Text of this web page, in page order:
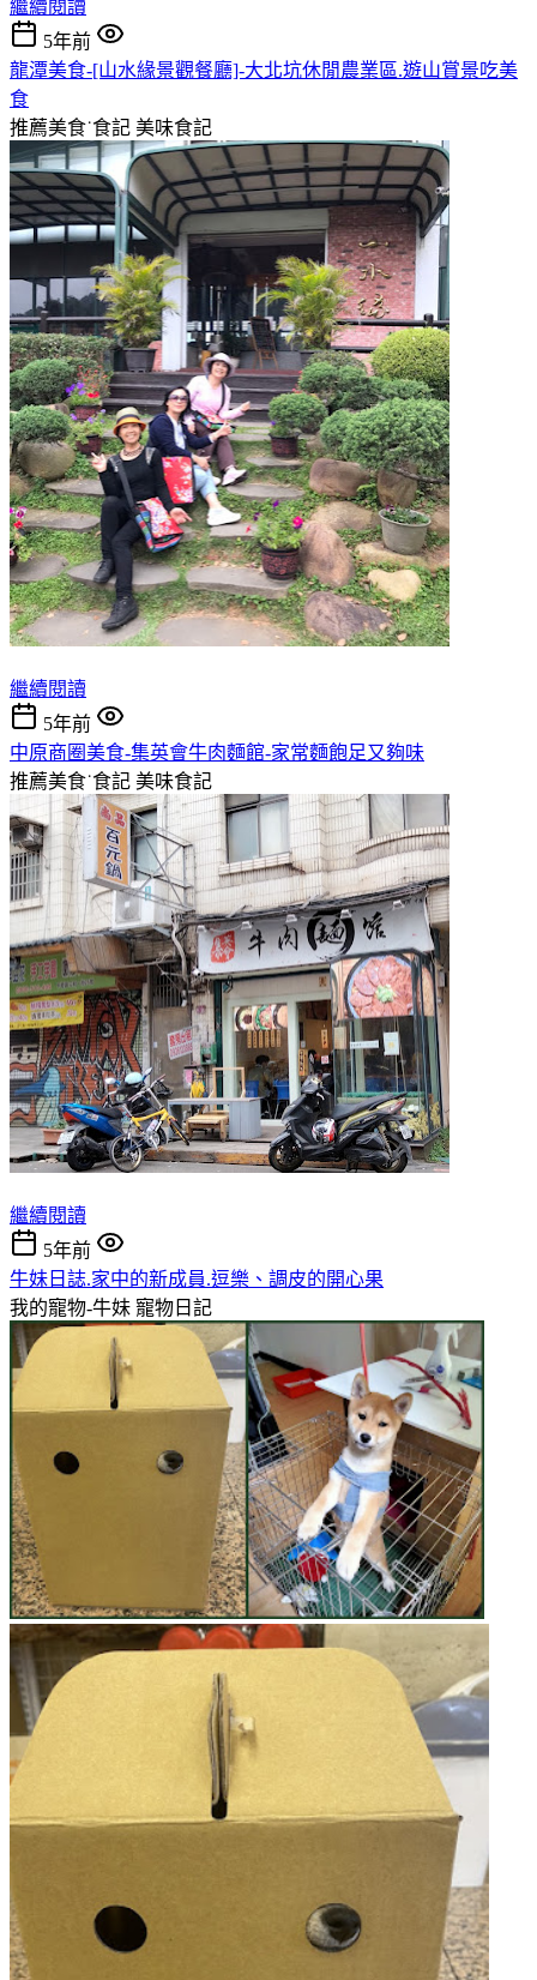
繼續閱讀
5年前
龍潭美食-[山水緣景觀餐廳]-大北坑休閒農業區.遊山賞景吃美
食
推薦美食˙食記 美味食記
繼續閱讀
5年前
中原商圈美食-集英會牛肉麵館-家常麵飽足又夠味
推薦美食˙食記 美味食記
繼續閱讀
5年前
牛妹日誌.家中的新成員.逗樂、調皮的開心果
我的寵物-牛妹 寵物日記